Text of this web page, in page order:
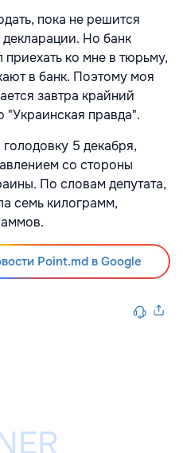
пока не решится
Но банк
ко мне в тюрьму,
в банк. Поэтому моя
завтра крайний
"Украинская правда".
5 декабря,
со стороны
По словам депутата,
семь килограмм,
Point.md в Google